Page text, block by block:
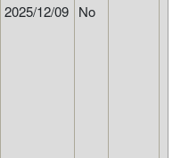
2025/12/09 No